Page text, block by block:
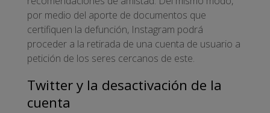
por medio del aporte de documentos que
certifiquen la defunción, Instagram podrá
proceder a la retirada de una cuenta de usuario a
petición de los seres cercanos de este.
Twitter y la desactivación de la
cuenta